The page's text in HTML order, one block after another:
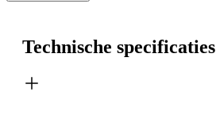
Technische specificaties